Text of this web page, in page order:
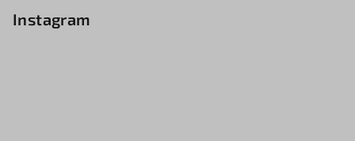
Instagram